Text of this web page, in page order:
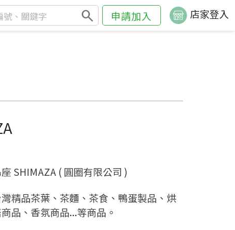
search 申請加入 店家登入
SHIMAZA ( 圓圈有限公司 )
灣精品茶葉、茶麵、茶食、鴨蛋製品、烘
品、香氛商品...等商品。